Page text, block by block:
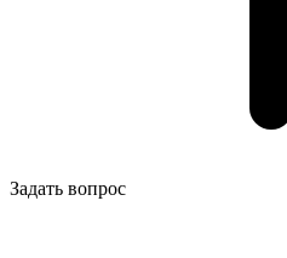
Задать вопрос